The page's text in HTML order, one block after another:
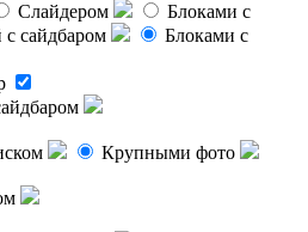
Слайдером
Блоками с
сайдбаром
Блоками с
Крупными фото